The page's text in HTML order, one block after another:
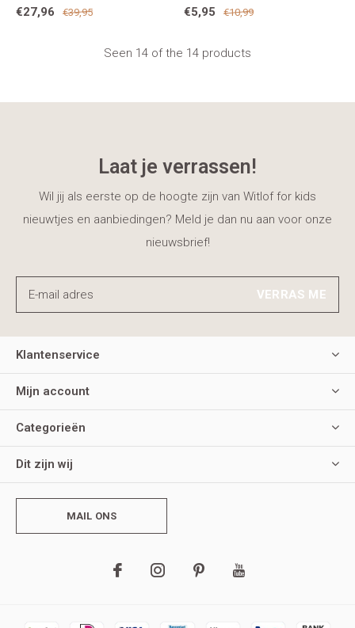
€27,96
€39,95
€5,95
€10,99
Seen 14 of the 14 products
Laat je verrassen!
Wil jij als eerste op de hoogte zijn van Witlof for kids
nieuwtjes en aanbiedingen? Meld je dan nu aan voor onze
nieuwsbrief!
VERRAS ME
Klantenservice
Mijn account
Categorieën
Dit zijn wij
MAIL ONS